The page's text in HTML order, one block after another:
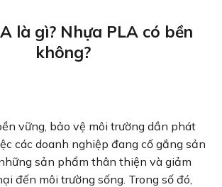
là gì? Nhựa PLA có bền
không?
vững, bảo vệ môi trường dần phát
các doanh nghiệp đang cố gắng sản
sản phẩm thân thiện và giảm
đến môi trường sống. Trong số đó,